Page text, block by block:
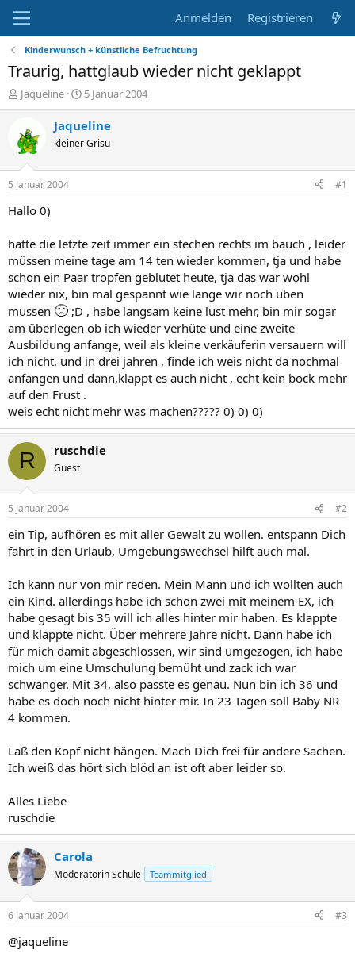
Anmelden Registrieren
Kinderwunsch + künstliche Befruchtung
Traurig, hattglaub wieder nicht geklappt
E
r
t
e
e
r
Jaqueline
E
r
s
e
t
5 Januar 2004
Jaqueline
kleiner Grisu
5 Januar 2004 #1
Hallo 0)
hatte die letzte zeit immer ein stechen rechts im bauch , leider
müssen meine tage am 14 ten wieder kommen, tja und habe
schon ein Paar tropfen geblutet heute, tja das war wohl
wieder nix, bin mal gespannt wie lange wir noch üben
mussen 🙁 ;D , habe langsam keine lust mehr, bin mir sogar
am überlegen ob ich wieder verhüte und eine zweite
Ausbildung anfange, weil als kleine verkäuferin versauern will
ich nicht, und in drei jahren , finde ich weis nicht da nochmal
anfangen und dann,klappt es auch nicht , echt kein bock mehr
auf den Frust .
weis echt nicht mehr was machen????? 0) 0) 0)
R ruschdie
Guest
5 Januar 2004 #2
ein Tip, aufhören es mit aller Gewalt zu wollen. entspann Dich
fahrt in den Urlaub, Umgebungswechsel hilft auch mal.
Ich kann nur von mir reden. Mein Mann und ich wollten auch
ein Kind. allerdings habe ich schon zwei mit meinem EX, ich
habe gesagt bis 35 will ich alles hinter mir haben. Es klappte
und klappte nicht. Über mehrere Jahre nicht. Dann habe ich
für mich damit abgeschlossen, wir sind umgezogen, ich habe
mich um eine Umschulung bemüht und zack ich war
schwanger. Mit 34, also passte es genau. Nun bin ich 36 und
habe es doch noch nicht hinter mir. In 23 Tagen soll Baby NR
4 kommen.
Laß den Kopf nicht hängen. Mach Dich frei für andere Sachen.
Ich weiß das hört sich blöd an ist oft aber leider so.
Alles Liebe
ruschdie
Carola
Moderatorin Schule Teammitglied
6 Januar 2004 #3
@jaqueline